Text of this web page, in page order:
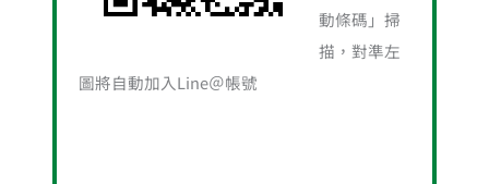
動條碼」掃
描，對準左
圖將自動加入Line＠帳號